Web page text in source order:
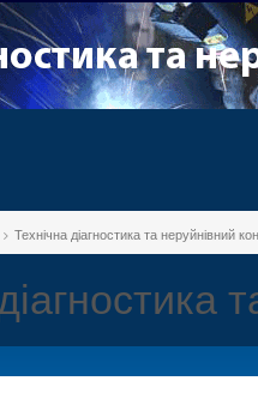
Технічна діагностика та неруйнівний